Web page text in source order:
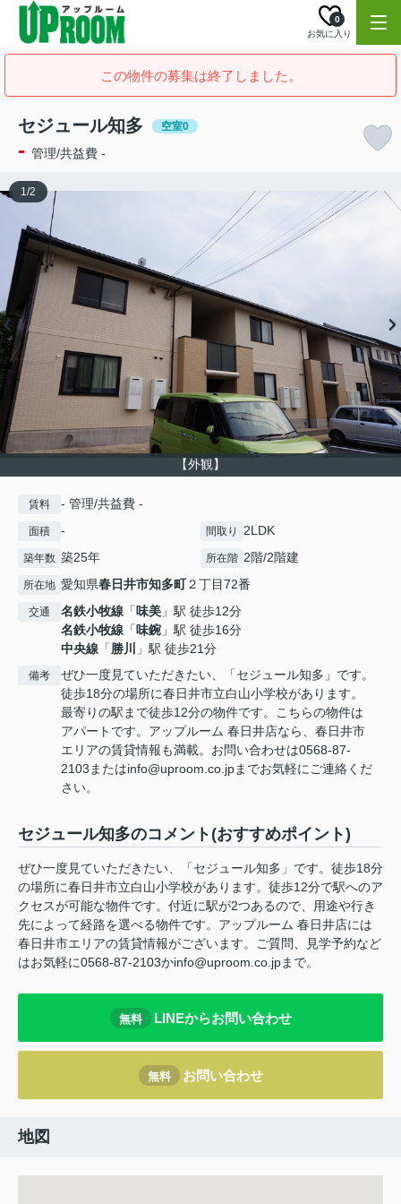
お気に入り
0
この物件の募集は終了しました。
セジュール知多 空室0
- 管理/共益費 -
【外観】
1/2
賃料 - 管理/共益費 -
面積 - 間取り 2LDK
築年数 築25年 所在階 2階/2階建
所在地 愛知県春日井市知多町２丁目72番
交通 名鉄小牧線 「味美 」駅 徒歩12分
名鉄小牧線 「味鋺 」駅 徒歩16分
中央線 「勝川 」駅 徒歩21分
備考
ぜひ一度見ていただきたい、「セジュール知多」です。
徒歩18分の場所に春日井市立白山小学校があります。
最寄りの駅まで徒歩12分の物件です。こちらの物件は
アパートです。アップルーム 春日井店なら、春日井市
エリアの賃貸情報も満載。お問い合わせは0568-87-
2103またはinfo@uproom.co.jpまでお気軽にご連絡くだ
さい。
セジュール知多のコメント(おすすめポイント)
ぜひ一度見ていただきたい、「セジュール知多」です。徒歩18分
の場所に春日井市立白山小学校があります。徒歩12分で駅へのア
クセスが可能な物件です。付近に駅が2つあるので、用途や行き
先によって経路を選べる物件です。アップルーム 春日井店には
春日井市エリアの賃貸情報がございます。ご質問、見学予約など
はお気軽に0568-87-2103かinfo@uproom.co.jpまで。
無料 LINEからお問い合わせ
無料 お問い合わせ
地図